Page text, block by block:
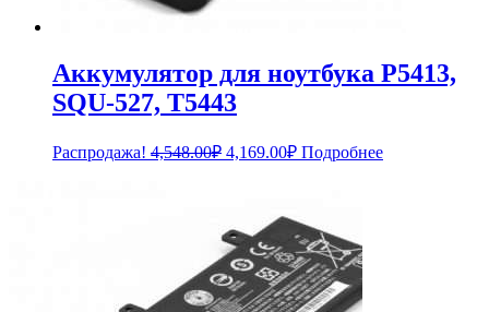
Аккумулятор для ноутбука P5413,
SQU-527, T5443
Распродажа! 4,548.00₽ Первоначальная
4,169.00₽Текущая
цена:
Подробнее